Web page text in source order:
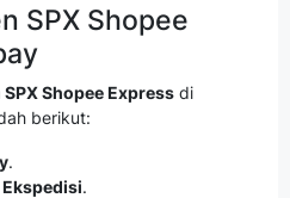
SPX Shopee
Shopee Express di
berikut:
.
.